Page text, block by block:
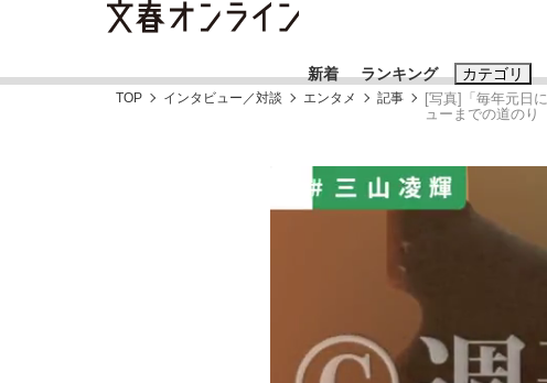
新着 ランキング カテゴリ
おすすめのキーワ
#藤田晋
#玉木雄一郎
TOP インタビュー／対談 エンタメ 記事
[写真]「毎年元日
ューまでの道のり